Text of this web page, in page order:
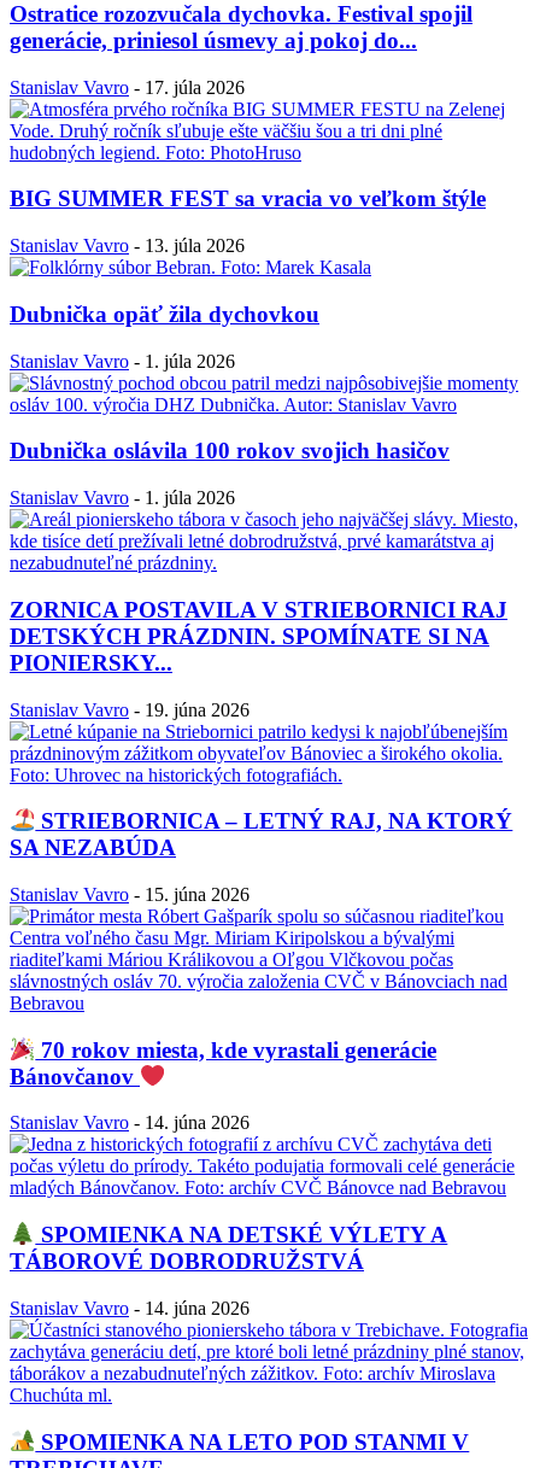
Ostratice rozozvučala dychovka. Festival spojil
generácie, priniesol úsmevy aj pokoj do...
Stanislav Vavro - 17. júla 2026
BIG SUMMER FEST sa vracia vo veľkom štýle
Stanislav Vavro - 13. júla 2026
Dubnička opäť žila dychovkou
Stanislav Vavro - 1. júla 2026
Dubnička oslávila 100 rokov svojich hasičov
Stanislav Vavro - 1. júla 2026
ZORNICA POSTAVILA V STRIEBORNICI RAJ
DETSKÝCH PRÁZDNIN. SPOMÍNATE SI NA
PIONIERSKY...
Stanislav Vavro - 19. júna 2026
STRIEBORNICA – LETNÝ RAJ, NA KTORÝ
SA NEZABÚDA
Stanislav Vavro - 15. júna 2026
70 rokov miesta, kde vyrastali generácie
Bánovčanov
Stanislav Vavro - 14. júna 2026
SPOMIENKA NA DETSKÉ VÝLETY A
TÁBOROVÉ DOBRODRUŽSTVÁ
Stanislav Vavro - 14. júna 2026
SPOMIENKA NA LETO POD STANMI V